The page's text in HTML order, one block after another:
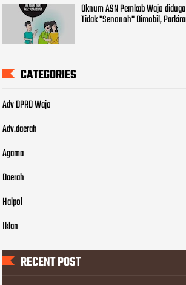
Oknum ASN Pemkab Wajo
Tidak "Senonoh" Dimobil,
CATEGORIES
Adv DPRD Wajo
Adv.daerah
Agama
Daerah
Halpol
Iklan
RECENT POST